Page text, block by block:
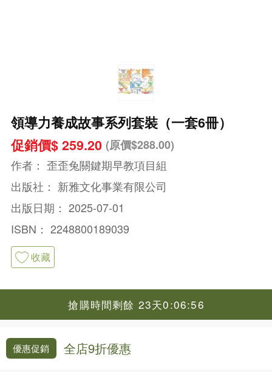
領導力養成故事系列套裝（一套6冊）
促銷價$ 259.20 (原價$288.00)
作者： 歪歪兔關鍵期早教項目組
出版社： 新雅文化事業有限公司
出版日期： 2025-07-01
ISBN： 2248800189039
收藏
搶購時間剩餘 23天0:06:56
優惠促銷 全店9折優惠